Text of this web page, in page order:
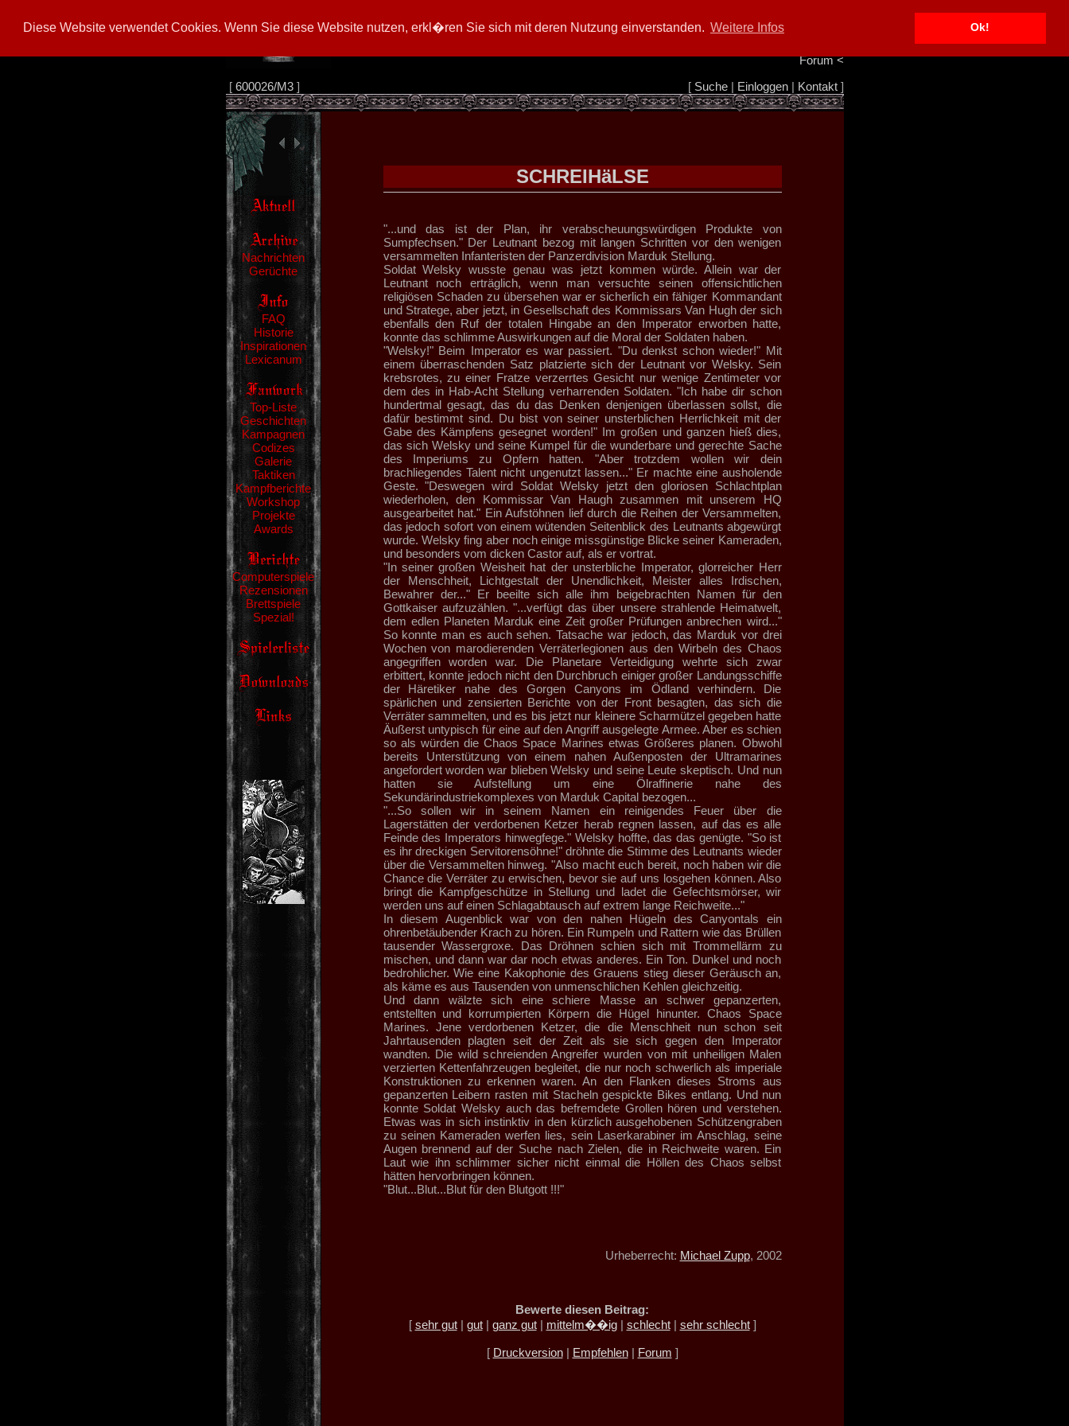
Diese Website verwendet Cookies. Wenn Sie diese Website nutzen, erkl�ren Sie sich mit deren Nutzung einverstanden. Weitere Infos Ok!
Info/Impressum
Forum<
[ 600026/M3] [ Suche| Einloggen| Kontakt]
Nachrichten
Gerüchte
FAQ
Historie
Inspirationen
Lexicanum
Top-Liste
Geschichten
Kampagnen
Codizes
Galerie
Taktiken
Kampfberichte
Workshop
Projekte
Awards
Computerspiele
Rezensionen
Brettspiele
Spezial!
SCHREIHäLSE
"...und das ist der Plan, ihr verabscheuungswürdigen Produkte von
Sumpfechsen." Der Leutnant bezog mit langen Schritten vor den wenigen
versammelten Infanteristen der Panzerdivision Marduk Stellung.
Soldat Welsky wusste genau was jetzt kommen würde. Allein war der
Leutnant noch erträglich, wenn man versuchte seinen offensichtlichen
religiösen Schaden zu übersehen war er sicherlich ein fähiger Kommandant
und Stratege, aber jetzt, in Gesellschaft des Kommissars Van Hugh der sich
ebenfalls den Ruf der totalen Hingabe an den Imperator erworben hatte,
konnte das schlimme Auswirkungen auf die Moral der Soldaten haben.
"Welsky!" Beim Imperator es war passiert. "Du denkst schon wieder!" Mit
einem überraschenden Satz platzierte sich der Leutnant vor Welsky. Sein
krebsrotes, zu einer Fratze verzerrtes Gesicht nur wenige Zentimeter vor
dem des in Hab-Acht Stellung verharrenden Soldaten. "Ich habe dir schon
hundertmal gesagt, das du das Denken denjenigen überlassen sollst, die
dafür bestimmt sind. Du bist von seiner unsterblichen Herrlichkeit mit der
Gabe des Kämpfens gesegnet worden!" Im großen und ganzen hieß dies,
das sich Welsky und seine Kumpel für die wunderbare und gerechte Sache
des Imperiums zu Opfern hatten. "Aber trotzdem wollen wir dein
brachliegendes Talent nicht ungenutzt lassen..." Er machte eine ausholende
Geste. "Deswegen wird Soldat Welsky jetzt den gloriosen Schlachtplan
wiederholen, den Kommissar Van Haugh zusammen mit unserem HQ
ausgearbeitet hat." Ein Aufstöhnen lief durch die Reihen der Versammelten,
das jedoch sofort von einem wütenden Seitenblick des Leutnants abgewürgt
wurde. Welsky fing aber noch einige missgünstige Blicke seiner Kameraden,
und besonders vom dicken Castor auf, als er vortrat.
"In seiner großen Weisheit hat der unsterbliche Imperator, glorreicher Herr
der Menschheit, Lichtgestalt der Unendlichkeit, Meister alles Irdischen,
Bewahrer der..." Er beeilte sich alle ihm beigebrachten Namen für den
Gottkaiser aufzuzählen. "...verfügt das über unsere strahlende Heimatwelt,
dem edlen Planeten Marduk eine Zeit großer Prüfungen anbrechen wird..."
So konnte man es auch sehen. Tatsache war jedoch, das Marduk vor drei
Wochen von marodierenden Verräterlegionen aus den Wirbeln des Chaos
angegriffen worden war. Die Planetare Verteidigung wehrte sich zwar
erbittert, konnte jedoch nicht den Durchbruch einiger großer Landungsschiffe
der Häretiker nahe des Gorgen Canyons im Ödland verhindern. Die
spärlichen und zensierten Berichte von der Front besagten, das sich die
Verräter sammelten, und es bis jetzt nur kleinere Scharmützel gegeben hatte
Äußerst untypisch für eine auf den Angriff ausgelegte Armee. Aber es schien
so als würden die Chaos Space Marines etwas Größeres planen. Obwohl
bereits Unterstützung von einem nahen Außenposten der Ultramarines
angefordert worden war blieben Welsky und seine Leute skeptisch. Und nun
hatten sie Aufstellung um eine Ölraffinerie nahe des
Sekundärindustriekomplexes von Marduk Capital bezogen...
"...So sollen wir in seinem Namen ein reinigendes Feuer über die
Lagerstätten der verdorbenen Ketzer herab regnen lassen, auf das es alle
Feinde des Imperators hinwegfege." Welsky hoffte, das das genügte. "So ist
es ihr dreckigen Servitorensöhne!" dröhnte die Stimme des Leutnants wieder
über die Versammelten hinweg. "Also macht euch bereit, noch haben wir die
Chance die Verräter zu erwischen, bevor sie auf uns losgehen können. Also
bringt die Kampfgeschütze in Stellung und ladet die Gefechtsmörser, wir
werden uns auf einen Schlagabtausch auf extrem lange Reichweite..."
In diesem Augenblick war von den nahen Hügeln des Canyontals ein
ohrenbetäubender Krach zu hören. Ein Rumpeln und Rattern wie das Brüllen
tausender Wassergroxe. Das Dröhnen schien sich mit Trommellärm zu
mischen, und dann war dar noch etwas anderes. Ein Ton. Dunkel und noch
bedrohlicher. Wie eine Kakophonie des Grauens stieg dieser Geräusch an,
als käme es aus Tausenden von unmenschlichen Kehlen gleichzeitig.
Und dann wälzte sich eine schiere Masse an schwer gepanzerten,
entstellten und korrumpierten Körpern die Hügel hinunter. Chaos Space
Marines. Jene verdorbenen Ketzer, die die Menschheit nun schon seit
Jahrtausenden plagten seit der Zeit als sie sich gegen den Imperator
wandten. Die wild schreienden Angreifer wurden von mit unheiligen Malen
verzierten Kettenfahrzeugen begleitet, die nur noch schwerlich als imperiale
Konstruktionen zu erkennen waren. An den Flanken dieses Stroms aus
gepanzerten Leibern rasten mit Stacheln gespickte Bikes entlang. Und nun
konnte Soldat Welsky auch das befremdete Grollen hören und verstehen.
Etwas was in sich instinktiv in den kürzlich ausgehobenen Schützengraben
zu seinen Kameraden werfen lies, sein Laserkarabiner im Anschlag, seine
Augen brennend auf der Suche nach Zielen, die in Reichweite waren. Ein
Laut wie ihn schlimmer sicher nicht einmal die Höllen des Chaos selbst
hätten hervorbringen können.
"Blut...Blut...Blut für den Blutgott !!!"
Urheberrecht: Michael Zupp, 2002
Bewerte diesen Beitrag:
[ sehr gut| gut| ganz gut| mittelm��ig| schlecht| sehr schlecht]
[ Druckversion| Empfehlen| Forum ]